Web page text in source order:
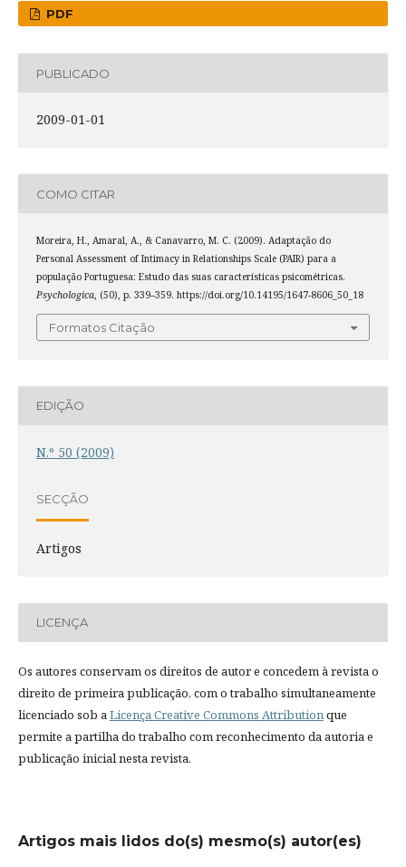
PDF
PUBLICADO
2009-01-01
COMO CITAR
Moreira, H., Amaral, A., & Canavarro, M. C. (2009). Adaptação do
Personal Assessment of Intimacy in Relationships Scale (PAIR) para a
população Portuguesa: Estudo das suas características psicométricas.
Psychologica, (50), p. 339–359. https://doi.org/10.14195/1647-8606_50_18
Formatos Citação
EDIÇÃO
N.º 50 (2009)
SECÇÃO
Artigos
LICENÇA
Os autores conservam os direitos de autor e concedem à revista o
direito de primeira publicação, com o trabalho simultaneamente
licenciado sob aLicença Creative Commons Attributionque
permite a partilha do trabalho com reconhecimento da autoria e
publicação inicial nesta revista.
Artigos mais lidos do(s) mesmo(s) autor(es)